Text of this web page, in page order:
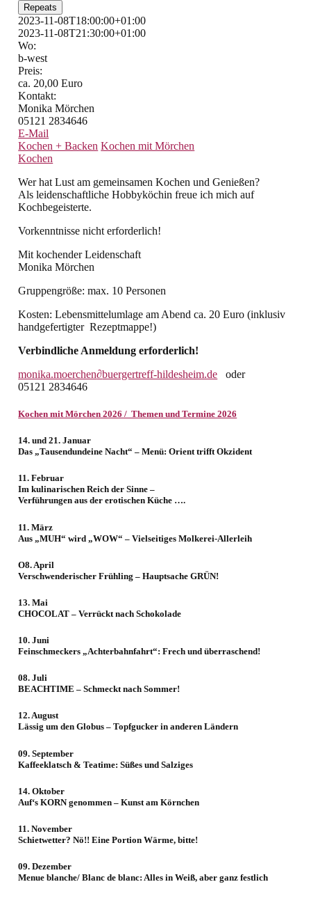
Repeats
2023-11-08T18:00:00+01:00
2023-11-08T21:30:00+01:00
Wo:
b-west
Preis:
ca. 20,00 Euro
Kontakt:
Monika Mörchen
05121 2834646
E-Mail
Kochen + Backen Kochen mit Mörchen
Kochen
Wer hat Lust am gemeinsamen Kochen und Genießen?
Als leidenschaftliche Hobbyköchin freue ich mich auf
Kochbegeisterte.
Vorkenntnisse nicht erforderlich!
Mit kochender Leidenschaft
Monika Mörchen
Gruppengröße: max. 10 Personen
Kosten: Lebensmittelumlage am Abend ca. 20 Euro (inklusiv
handgefertigter Rezeptmappe!)
Verbindliche Anmeldung erforderlich!
monika.moerchen∂buergertreff-hildesheim.de oder
05121 2834646
Kochen mit Mörchen 2026 / Themen und Termine 2026
14. und 21. Januar
Das „Tausendundeine Nacht“ – Menü: Orient trifft Okzident
11. Februar
Im kulinarischen Reich der Sinne –
Verführungen aus der erotischen Küche ….
11. März
Aus „MUH“ wird „WOW“ – Vielseitiges Molkerei-Allerleih
O8. April
Verschwenderischer Frühling – Hauptsache GRÜN!
13. Mai
CHOCOLAT – Verrückt nach Schokolade
10. Juni
Feinschmeckers „Achterbahnfahrt“: Frech und überraschend!
08. Juli
BEACHTIME – Schmeckt nach Sommer!
12. August
Lässig um den Globus – Topfgucker in anderen Ländern
09. September
Kaffeeklatsch & Teatime: Süßes und Salziges
14. Oktober
Auf‘s KORN genommen – Kunst am Körnchen
11. November
Schietwetter? Nö!! Eine Portion Wärme, bitte!
09. Dezember
Menue blanche/ Blanc de blanc: Alles in Weiß, aber ganz festlich